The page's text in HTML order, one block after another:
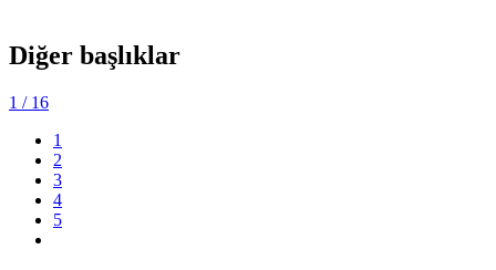
Diğer başlıklar
1 / 16
1
2
3
4
5